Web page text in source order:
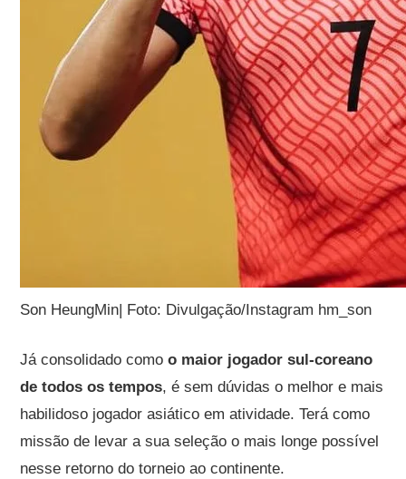
Son HeungMin| Foto: Divulgação/Instagram hm_son
Já consolidado comoo maior jogador sul-coreano
de todos os tempos, é sem dúvidas o melhor e mais
habilidoso jogador asiático em atividade.Terá como
missão de levar a sua seleção o mais longe possível
nesse retorno do torneio ao continente.